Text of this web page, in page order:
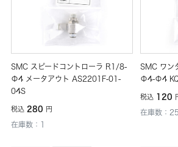
SMC スピードコントローラ R1/8-
Φ4 メータアウト AS2201F-01-
04S
税込 280 円
在庫数：1
SMC ワン
Φ4-Φ4
税込 120
在庫数：25